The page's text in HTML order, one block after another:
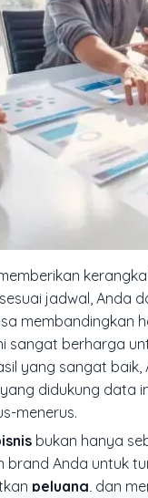
jadwal, Anda
sangat berharga
yang sangat
didukung data
menerus.
bukan hanya
Anda untuk
peluang, dan